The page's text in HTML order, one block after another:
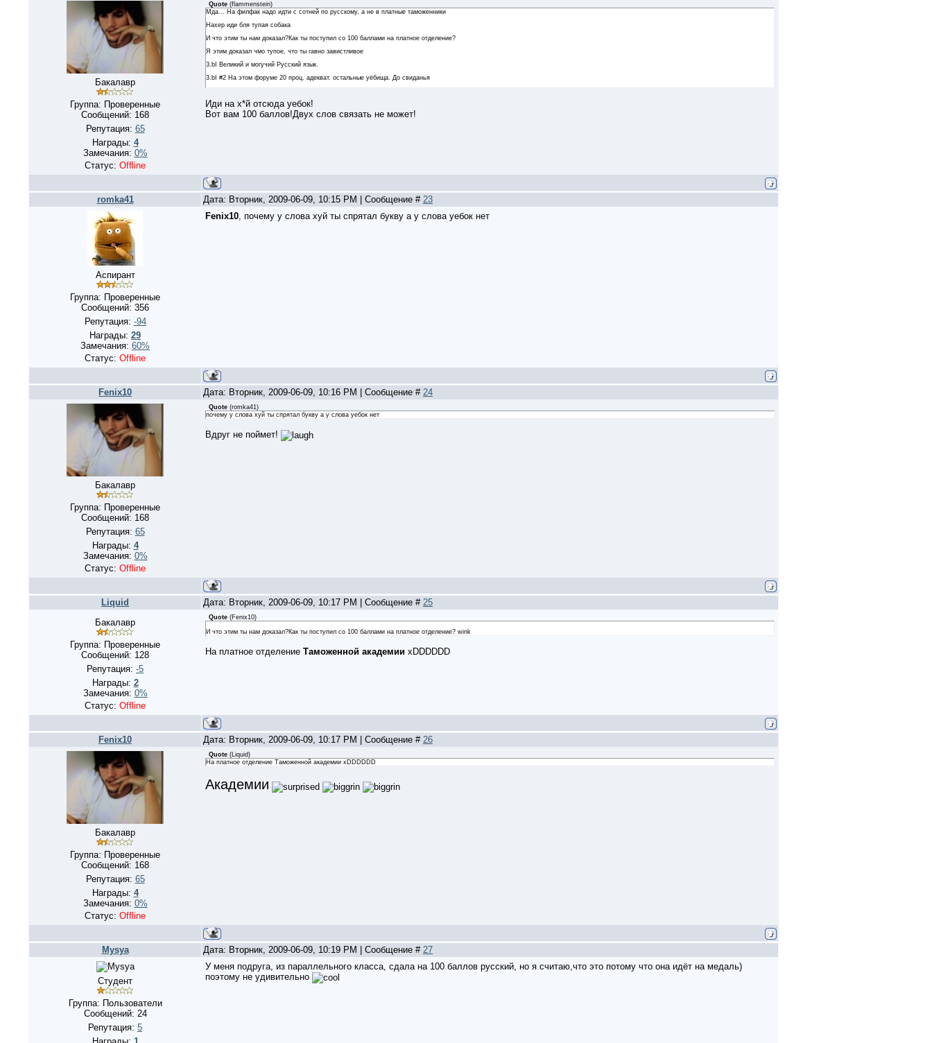
Бакалавр
Группа: Проверенные
Сообщений: 168
Репутация: 65
Награды: 4
Замечания: 0%
Статус: Offline
Quote (flammenstein)
Мда... На филфак надо идти с сотней по русскому, а не в платные таможенники
Нахер иди бля тупая собака
И что этим ты нам доказал?Как ты поступил со 100 баллами на платное отделение?
Я этим доказал чмо тупое, что ты гавно завистливое
3.bI Великий и могучий Русский язык.
3.bI #2 На этом форуме 20 проц. адекват. остальные уёбища. До свиданья
Иди на х*й отсюда уебок!
Вот вам 100 баллов!Двух слов связать не может!
romka41 Дата: Вторник, 2009-06-09, 10:15 PM | Сообщение # 23
Аспирант
Группа: Проверенные
Сообщений: 356
Репутация: -94
Награды: 29
Замечания: 60%
Статус: Offline
Fenix10, почему у слова хуй ты спрятал букву а у слова уебок нет
Fenix10 Дата: Вторник, 2009-06-09, 10:16 PM | Сообщение # 24
Бакалавр
Группа: Проверенные
Сообщений: 168
Репутация: 65
Награды: 4
Замечания: 0%
Статус: Offline
Quote (romka41)
почему у слова хуй ты спрятал букву а у слова уебок нет
Вдруг не поймет!
Liquid Дата: Вторник, 2009-06-09, 10:17 PM | Сообщение # 25
Бакалавр
Группа: Проверенные
Сообщений: 128
Репутация: -5
Награды: 2
Замечания: 0%
Статус: Offline
Quote (Fenix10)
И что этим ты нам доказал?Как ты поступил со 100 баллами на платное отделение? wink
На платное отделение Таможенной академии xDDDDDD
Fenix10 Дата: Вторник, 2009-06-09, 10:17 PM | Сообщение # 26
Бакалавр
Группа: Проверенные
Сообщений: 168
Репутация: 65
Награды: 4
Замечания: 0%
Статус: Offline
Quote (Liquid)
На платное отделение Таможенной академии xDDDDDD
Академии
Mysya Дата: Вторник, 2009-06-09, 10:19 PM | Сообщение # 27
Студент
Группа: Пользователи
Сообщений: 24
Репутация: 5
У меня подруга, из параллельного класса, сдала на 100 баллов русский, но я считаю,что это потому что она идёт на медаль)
поэтому не удивительно